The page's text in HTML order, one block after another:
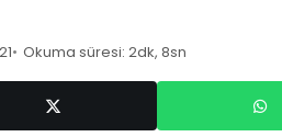
Okuma süresi: 2dk, 8sn